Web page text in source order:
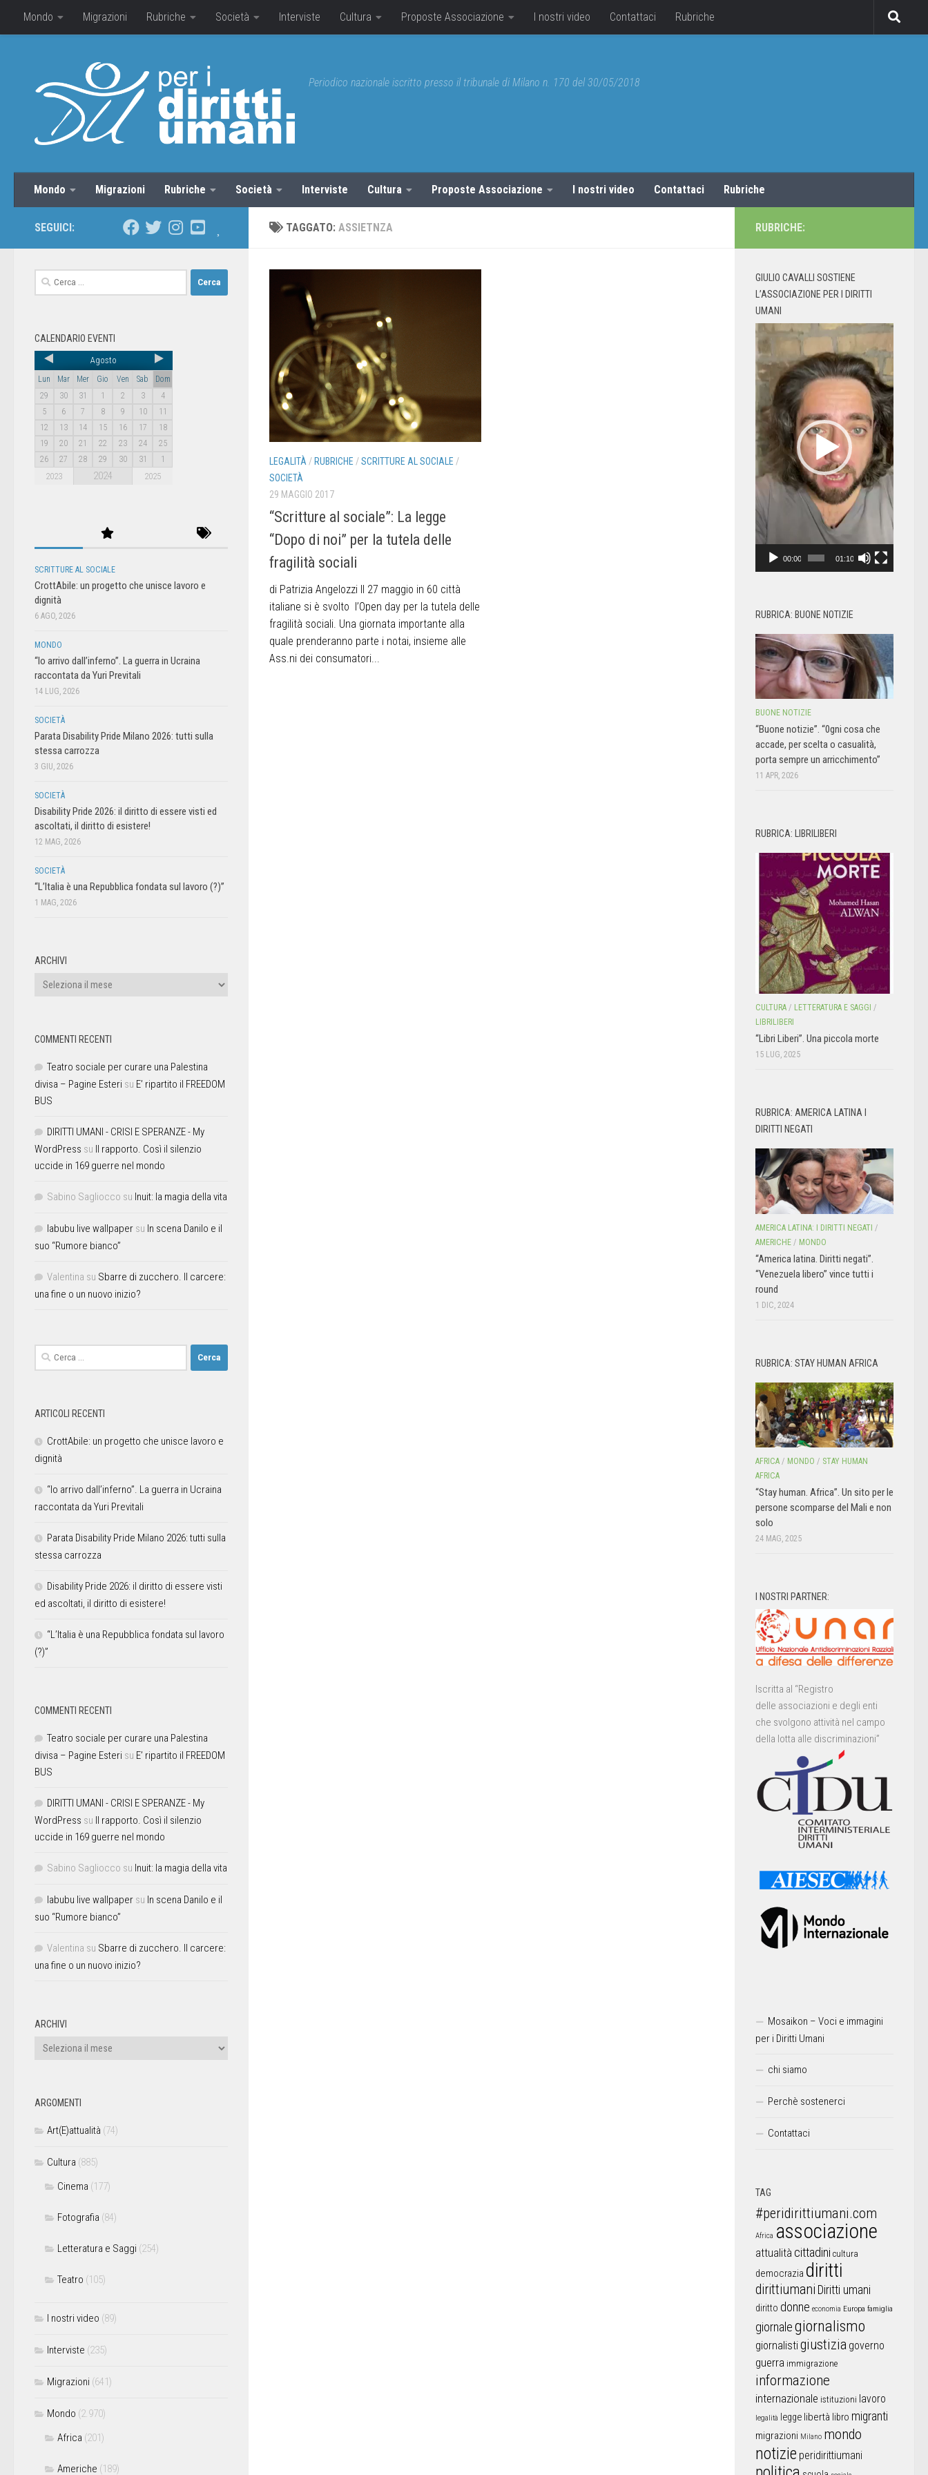
Mondo Migrazioni Rubriche Società Interviste Cultura Proposte Associazione I nostri video Contattaci Rubriche
Periodico nazionale iscritto presso il tribunale di Milano n. 170 del 30/05/2018
Mondo Migrazioni Rubriche Società Interviste Cultura Proposte Associazione I nostri video Contattaci Rubriche
TAGGATO: ASSIETNZA
LEGALITÀ / RUBRICHE /SCRITTURE AL SOCIALE /
SOCIETÀ
29 MAGGIO 2017
“Scritture al sociale”: La legge
“Dopo di noi” per la tutela delle
fragilità sociali
di Patrizia Angelozzi Il 27 maggio in 60 città
italiane si è svolto l’Open day per la tutela delle
fragilità sociali. Una giornata importante alla
quale prenderanno parte i notai, insieme alle
Ass.ni dei consumatori...
SEGUICI:
CALENDARIO EVENTI
Agosto
Lun Mar Mer Gio Ven Sab
Dom
29
30 31 1 2 3
4
5
6 7 8 9 10
11
12
13 14 15 16 17
18
19
20 21 22 23 24
25
26
27 28 29 30 31 1
2023 2024 2025
SCRITTURE AL SOCIALE
CrottAbile: un progetto che unisce lavoro e
dignità
6 AGO, 2026
MONDO
“Io arrivo dall’inferno”. La guerra in Ucraina
raccontata da Yuri Previtali
14 LUG, 2026
SOCIETÀ
Parata Disability Pride Milano 2026: tutti sulla
stessa carrozza
3 GIU, 2026
SOCIETÀ
Disability Pride 2026: il diritto di essere visti ed
ascoltati, il diritto di esistere!
12 MAG, 2026
SOCIETÀ
“L’Italia è una Repubblica fondata sul lavoro (?)”
1 MAG, 2026
ARCHIVI
COMMENTI RECENTI
Teatro sociale per curare una Palestina
divisa – Pagine Esteri su E’ ripartito il FREEDOM
BUS
DIRITTI UMANI - CRISI E SPERANZE - My
WordPress su Il rapporto. Così il silenzio
uccide in 169 guerre nel mondo
Sabino Sagliocco su Inuit: la magia della vita
labubu live wallpaper su In scena Danilo e il
suo “Rumore bianco”
Valentina su Sbarre di zucchero. Il carcere:
una fine o un nuovo inizio?
ARTICOLI RECENTI
CrottAbile: un progetto che unisce lavoro e
dignità
“Io arrivo dall’inferno”. La guerra in Ucraina
raccontata da Yuri Previtali
Parata Disability Pride Milano 2026: tutti sulla
stessa carrozza
Disability Pride 2026: il diritto di essere visti
ed ascoltati, il diritto di esistere!
“L’Italia è una Repubblica fondata sul lavoro
(?)”
COMMENTI RECENTI
Teatro sociale per curare una Palestina
divisa – Pagine Esteri su E’ ripartito il FREEDOM
BUS
DIRITTI UMANI - CRISI E SPERANZE - My
WordPress su Il rapporto. Così il silenzio
uccide in 169 guerre nel mondo
Sabino Sagliocco su Inuit: la magia della vita
labubu live wallpaper su In scena Danilo e il
suo “Rumore bianco”
Valentina su Sbarre di zucchero. Il carcere:
una fine o un nuovo inizio?
ARCHIVI
ARGOMENTI
Art(E)attualità (74)
Cultura (885)
Cinema (177)
Fotografia (84)
Letteratura e Saggi (254)
Teatro (105)
I nostri video (89)
Interviste (235)
Migrazioni (641)
Mondo (2.970)
Africa (201)
Americhe (189)
RUBRICHE:
GIULIO CAVALLI SOSTIENE
L’ASSOCIAZIONE PER I DIRITTI
UMANI
Video
Player
00:00 01:10
RUBRICA: BUONE NOTIZIE
BUONE NOTIZIE
“Buone notizie”. “0gni cosa che
accade, per scelta o casualità,
porta sempre un arricchimento”
11 APR, 2026
RUBRICA: LIBRILIBERI
CULTURA / LETTERATURA E SAGGI /
LIBRILIBERI
“Libri Liberi”. Una piccola morte
15 LUG, 2025
RUBRICA: AMERICA LATINA I
DIRITTI NEGATI
AMERICA LATINA: I DIRITTI NEGATI /
AMERICHE / MONDO
“America latina. Diritti negati”.
“Venezuela libero” vince tutti i
round
1 DIC, 2024
RUBRICA: STAY HUMAN AFRICA
AFRICA / MONDO / STAY HUMAN
AFRICA
“Stay human. Africa”. Un sito per le
persone scomparse del Mali e non
solo
24 MAG, 2025
I NOSTRI PARTNER:
Iscritta al “Registro
delle associazioni e degli enti
che svolgono attività nel campo
della lotta alle discriminazioni”
Mosaikon – Voci e immagini
per i Diritti Umani
chi siamo
Perchè sostenerci
Contattaci
TAG
#peridirittiumani.com
Africa associazione
attualità cittadini cultura
democrazia diritti
dirittiumani Diritti umani
diritto donne economia Europa famiglia
giornalegiornalismo
giornalistigiustizia governo
guerra immigrazione
informazione
internazionale istituzioni lavoro
legalità legge libertà libro migranti
migrazioni Milano mondo
notizie peridirittiumani